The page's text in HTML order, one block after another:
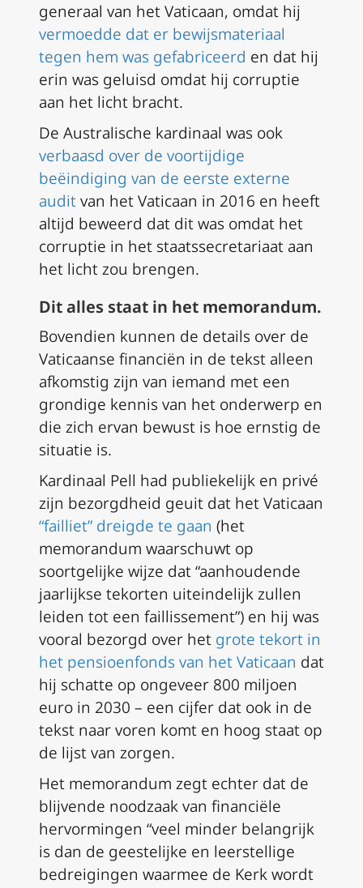
generaal van het Vaticaan, omdat hij
vermoedde dat er bewijsmateriaal
tegen hem was gefabriceerd en dat hij
erin was geluisd omdat hij corruptie
aan het licht bracht.
De Australische kardinaal was ook
verbaasd over de voortijdige
beëindiging van de eerste externe
auditvan het Vaticaan in 2016 en heeft
altijd beweerd dat dit was omdat het
corruptie in het staatssecretariaat aan
het licht zou brengen.
Dit alles staat in het memorandum.
Bovendien kunnen de details over de
Vaticaanse financiën in de tekst alleen
afkomstig zijn van iemand met een
grondige kennis van het onderwerp en
die zich ervan bewust is hoe ernstig de
situatie is.
Kardinaal Pell had publiekelijk en privé
zijn bezorgdheid geuit dat het Vaticaan
“failliet” dreigde te gaan (het
memorandum waarschuwt op
soortgelijke wijze dat “aanhoudende
jaarlijkse tekorten uiteindelijk zullen
leiden tot een faillissement”) en hij was
vooral bezorgd over het grote tekort in
het pensioenfonds van het Vaticaan dat
hij schatte op ongeveer 800 miljoen
euro in 2030 – een cijfer dat ook in de
tekst naar voren komt en hoog staat op
de lijst van zorgen.
Het memorandum zegt echter dat de
blijvende noodzaak van financiële
hervormingen “veel minder belangrijk
is dan de geestelijke en leerstellige
bedreigingen waarmee de Kerk wordt